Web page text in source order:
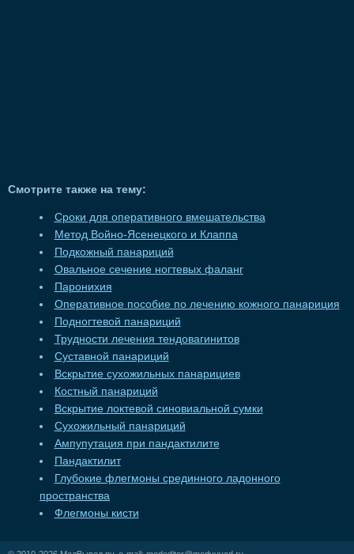
Смотрите также на тему:
Сроки для оперативного вмешательства
Метод Войно-Ясенецкого и Клаппа
Подкожный панариций
Овальное сечение ногтевых фаланг
Паронихия
Оперативное пособие по лечению кожного панариция
Подногтевой панариций
Трудности лечения тендовагинитов
Суставной панариций
Вскрытие сухожильных панарициев
Костный панариций
Вскрытие локтевой синовиальной сумки
Сухожильный панариций
Ампупутация при пандактилите
Пандактилит
Глубокие флегмоны срединного ладонного
пространства
Флегмоны кисти